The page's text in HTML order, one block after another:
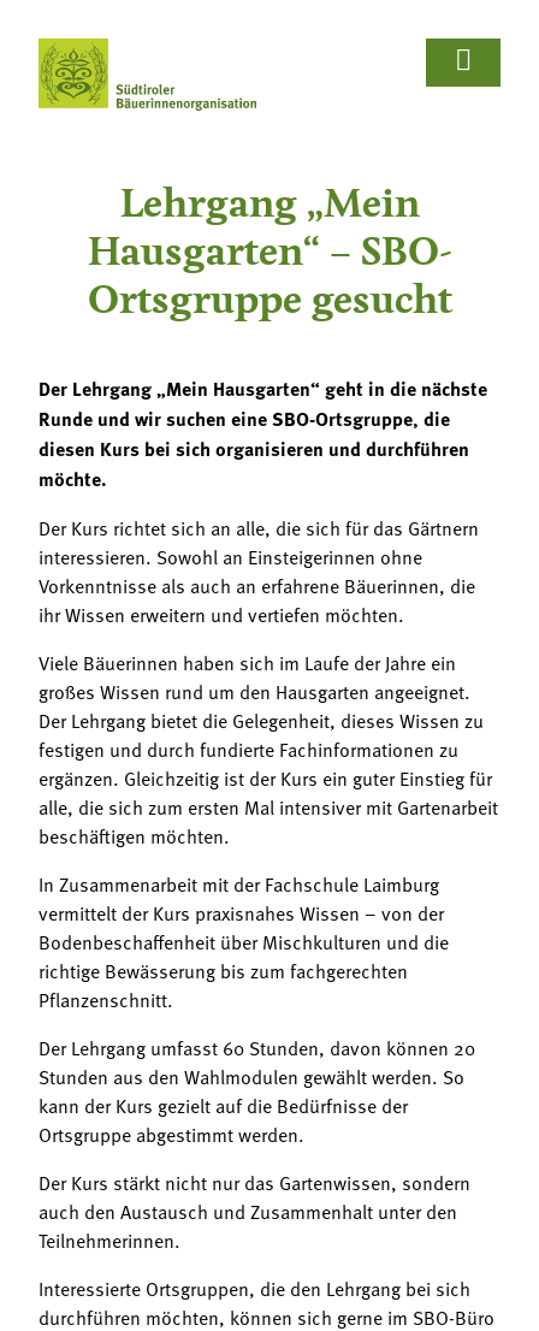


Über uns
Bäuerin des Jahres
Bezirke und Ortsgruppen
Sozialgenossenschaft "Mit Bäuerinnen lernen -
wachsen - leben"
Berichte und Aktuelles
Termine
Mitgliedschaft
Für Bäuerinnen

Aus- und Weiterbildung
Reiseangebote
Von Bäuerinnen

Rezepte
Bastelanleitungen


Termine

Schulprojekte


Handarbeits- & Dekorationskurse

Hof- & Gartenführungen

Produktpräsentationen & Verkostungen

Bäuerliche Buffets

Hofgeschichten

Lehrgang „Mein
Hausgarten“ – SBO-
Ortsgruppe gesucht
Der Lehrgang „Mein Hausgarten“ geht in die nächste
Runde und wir suchen eine SBO-Ortsgruppe, die
diesen Kurs bei sich organisieren und durchführen
möchte.
Der Kurs richtet sich an alle, die sich für das Gärtnern
interessieren. Sowohl an Einsteigerinnen ohne
Vorkenntnisse als auch an erfahrene Bäuerinnen, die
ihr Wissen erweitern und vertiefen möchten.
Viele Bäuerinnen haben sich im Laufe der Jahre ein
großes Wissen rund um den Hausgarten angeeignet.
Der Lehrgang bietet die Gelegenheit, dieses Wissen zu
festigen und durch fundierte Fachinformationen zu
ergänzen. Gleichzeitig ist der Kurs ein guter Einstieg für
alle, die sich zum ersten Mal intensiver mit Gartenarbeit
beschäftigen möchten.
In Zusammenarbeit mit der Fachschule Laimburg
vermittelt der Kurs praxisnahes Wissen – von der
Bodenbeschaffenheit über Mischkulturen und die
richtige Bewässerung bis zum fachgerechten
Pflanzenschnitt.
Der Lehrgang umfasst 60 Stunden, davon können 20
Stunden aus den Wahlmodulen gewählt werden. So
kann der Kurs gezielt auf die Bedürfnisse der
Ortsgruppe abgestimmt werden.
Der Kurs stärkt nicht nur das Gartenwissen, sondern
auch den Austausch und Zusammenhalt unter den
Teilnehmerinnen.
Interessierte Ortsgruppen, die den Lehrgang bei sich
durchführen möchten, können sich gerne im SBO-Büro